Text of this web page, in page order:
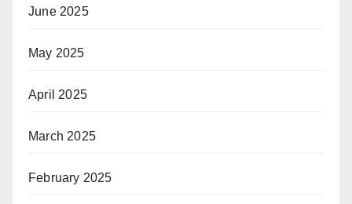
June 2025
May 2025
April 2025
March 2025
February 2025